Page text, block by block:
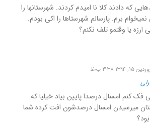
که دادند کلا نا امیدم کردند. شهرستانها را
برم. پارسالم شهرستاها را اکی بودم.
یا وقتمو تلف نکنم؟
۱۵, ۱۳۹۴ ۳:۳۸ ب٫ظ
فک کنم امسال درصدا پایین بیاد خیلیا که
میرسیدن امسال درصدشون افت کرده شما